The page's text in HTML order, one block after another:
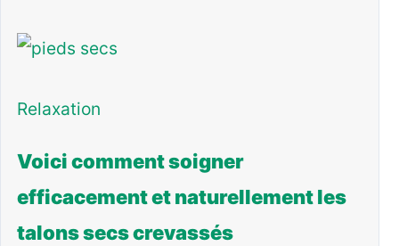
Relaxation
Voici comment soigner
efficacement et naturellement les
talons secs crevassés